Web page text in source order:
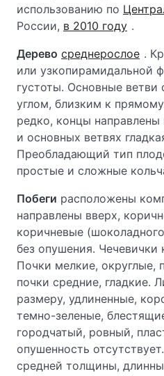
использованию по
России, в 2010 году .
Дерево среднерослое .
или узкопирамидальной
густоты. Основные ветви
углом, близким к
редко, концы
и основных ветвях
Преобладающий тип
простые и сложные
Побеги расположены
направлены вверх,
коричневые
без опушения. Чечевички
Почки мелкие, округлые,
почки средние, гладкие.
размеру, удлиненные,
темно-зеленые,
городчатый, ровный,
опушенность
средней толщины,